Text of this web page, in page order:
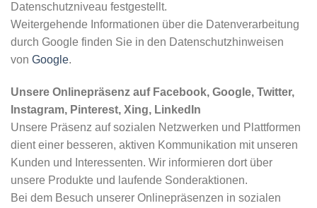
Datenschutzniveau festgestellt.
Weitergehende Informationen über die Datenverarbeitung
durch Google finden Sie in den Datenschutzhinweisen
von Google.
Unsere Onlinepräsenz auf Facebook, Google, Twitter,
Instagram, Pinterest, Xing, LinkedIn
Unsere Präsenz auf sozialen Netzwerken und Plattformen
dient einer besseren, aktiven Kommunikation mit unseren
Kunden und Interessenten. Wir informieren dort über
unsere Produkte und laufende Sonderaktionen.
Bei dem Besuch unserer Onlinepräsenzen in sozialen